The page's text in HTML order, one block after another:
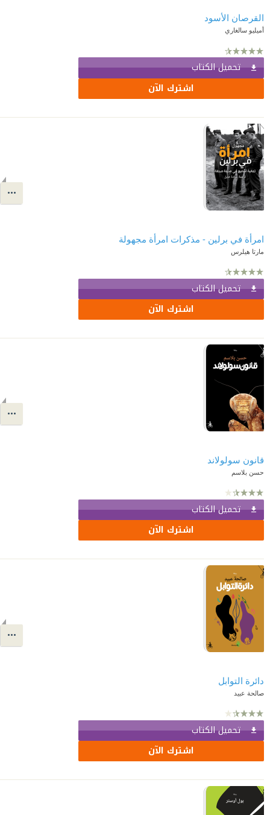
القرصان الأسود
أميليو سالغاري
تحميل الكتاب
اشترك الآن
امرأة في برلين - مذكرات امرأة مجهولة
مارتا هيلرس
تحميل الكتاب
اشترك الآن
قانون سولولاند
حسن بلاسم
تحميل الكتاب
اشترك الآن
دائرة التوابل
صالحة عبيد
تحميل الكتاب
اشترك الآن